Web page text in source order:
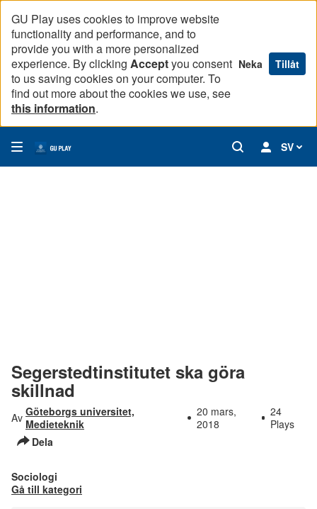
GU Play uses cookies to improve website
functionality and performance, and to
provide you with a more personalized
experience. By clicking Acceptyou consent
to us saving cookies on your computer. To
find out more about the cookies we use, see
this information.
Neka Tillåt
SV
Segerstedtinstitutet ska göra
skillnad
Av Göteborgs universitet,
Medieteknik
20 mars,
2018
24
Plays
Dela
Sociologi
Gå till kategori